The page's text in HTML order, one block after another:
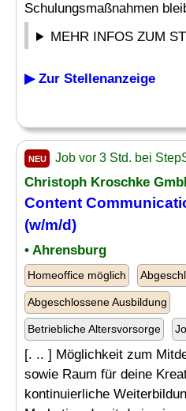
Schulungsmaßnahmen
MEHR INFOS ZUM
▶ Zur Stellenanzeige
NEU Job vor 3 Std. bei
Christoph Kroschke
Content
(w/m/d)
• Ahrensburg
Homeoffice möglich
Abgeschlossene Ausbildung
Betriebliche Altersvorsorge
[. .. ] Möglichkeit zum
sowie Raum für deine
kontinuierliche